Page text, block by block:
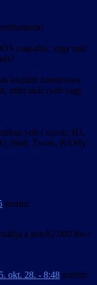
csapatba, vagy már
leszünk hamarosan,
mint akár cseh vagy
volt ( szivar, HJ,
Q, Bird, Twois, RAMy -
szerint:
a patch2.000 file-t
okt. 28. - 8:48 szerint: